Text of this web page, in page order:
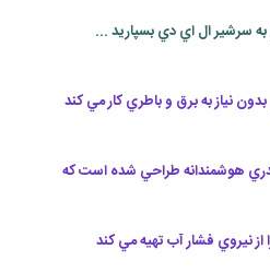
به سرشير ال اي دي بسپاريد ...
نياز به برق و باطري كار مي كند
هوشمندانه طراحي شده است كه
از نيروي فشار آب تهيه مي كند